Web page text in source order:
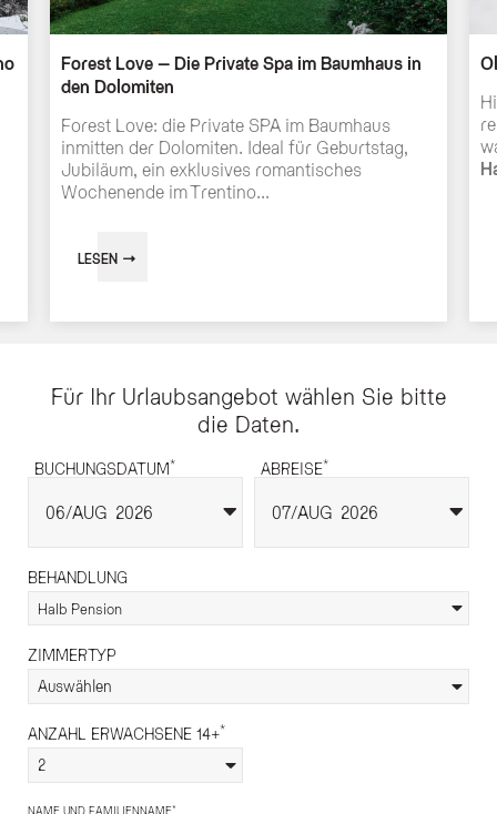
Welche Vorteile bietet der Newsletter des Hotels?
Kann ich mich jederzeit vom Newsletter abmelden?
Ja, Sie können sich jederzeit über den Abmeldelink, der in jeder E-Mail
Forest Love – Die Private Spa im Baumhaus in
den Dolomiten
Forest Love: die Private SPA im Baumhaus
inmitten der Dolomiten. Ideal für Geburtstag,
Jubiläum, ein exklusives romantisches
Wochenende im Trentino...
LESEN
Für Ihr Urlaubsangebot wählen Sie bitte
die Daten.
BUCHUNGSDATUM*
06 AUG 2026
ABREISE*
07 AUG 2026
BEHANDLUNG
Halb Pension
ZIMMERTYP
Auswählen
ANZAHL ERWACHSENE 14+*
2
NAME UND FAMILIENNAME*